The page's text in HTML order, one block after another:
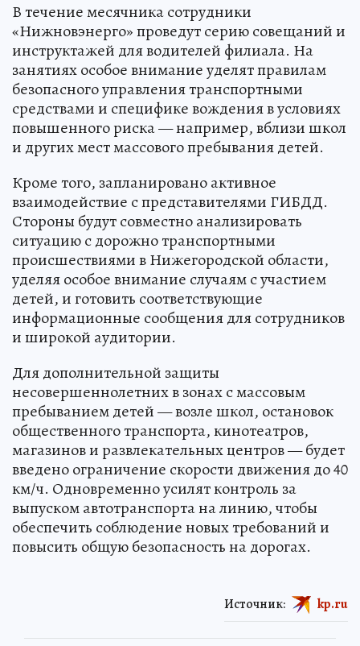
В течение месячника сотрудники
«Нижновэнерго» проведут серию совещаний и
инструктажей для водителей филиала. На
занятиях особое внимание уделят правилам
безопасного управления транспортными
средствами и специфике вождения в условиях
повышенного риска — например, вблизи школ
и других мест массового пребывания детей.
Кроме того, запланировано активное
взаимодействие с представителями ГИБДД.
Стороны будут совместно анализировать
ситуацию с дорожно транспортными
происшествиями в Нижегородской области,
уделяя особое внимание случаям с участием
детей, и готовить соответствующие
информационные сообщения для сотрудников
и широкой аудитории.
Для дополнительной защиты
несовершеннолетних в зонах с массовым
пребыванием детей — возле школ, остановок
общественного транспорта, кинотеатров,
магазинов и развлекательных центров — будет
введено ограничение скорости движения до 40
км/ч. Одновременно усилят контроль за
выпуском автотранспорта на линию, чтобы
обеспечить соблюдение новых требований и
повысить общую безопасность на дорогах.
Источник: kp.ru